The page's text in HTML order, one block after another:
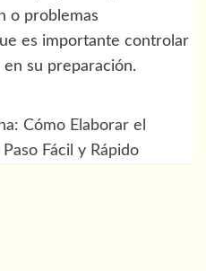
o problemas
es importante controlar
en su preparación.
Cómo Elaborar el
Fácil y Rápido